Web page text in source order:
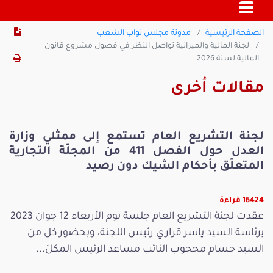
الصفحة الرئيسية
مدونة مجلس نواب الشعب
لجنة المالية والميزانية تواصل النظر في فصول مشروع قانون
المالية لسنة 2026.
مقالات أخرى
لجنة التشريع العام تستمع إلى ممثلي وزارة
العدل حول الفصل 411 من المجلّة التجارية
المتعلّق بأحكام الشيك دون رصيد
16424 قراءة
عقدت لجنة التشريع العام جلسة يوم الأربعاء 12 جوان 2023
برئاسة السيد ياسر قراري رئيس اللجنة، وبحضور كل من
السيد حسام محجوب النائب مساعد الرئيس المكلّ...